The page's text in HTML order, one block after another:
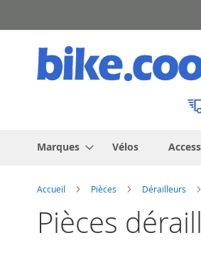
au
Marques Vélos
Accueil Pièces Dérailleurs
Pièces